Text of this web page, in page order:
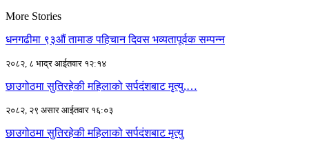
More Stories
धनगढीमा ९३औं तामाङ पहिचान दिवस भव्यतापूर्वक सम्पन्न
२०८२, ८ भाद्र आईतवार १२:१४
छाउगोठमा सुतिरहेकी महिलाको सर्पदंशबाट मृत्यु,…
२०८२, २९ असार आईतवार १६:०३
छाउगोठमा सुतिरहेकी महिलाको सर्पदंशबाट मृत्यु